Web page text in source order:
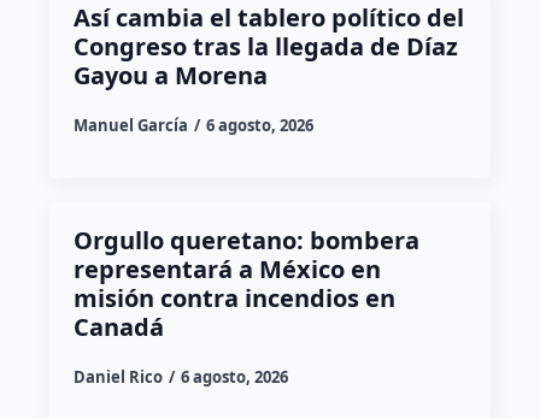
Así cambia el tablero político del
Congreso tras la llegada de Díaz
Gayou a Morena
Manuel García 6 agosto, 2026
Orgullo queretano: bombera
representará a México en
misión contra incendios en
Canadá
Daniel Rico 6 agosto, 2026